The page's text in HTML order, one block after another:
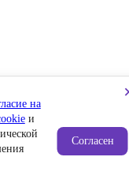
на
и
Согласен